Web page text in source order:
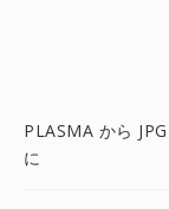
PLASMA から JPG
に